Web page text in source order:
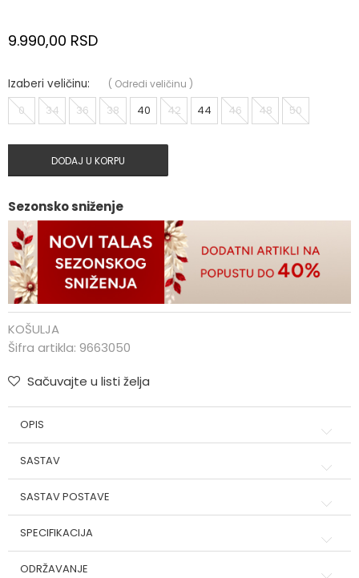
9.990,00 RSD
Izaberi veličinu: ( Odredi veličinu )
0 34 36 38 40 42 44 46 48 50
DODAJ U KORPU
Sezonsko sniženje
KOŠULJA
Šifra artikla: 9663050
Sačuvajte u listi želja
OPIS
SASTAV
SASTAV POSTAVE
SPECIFIKACIJA
ODRŽAVANJE